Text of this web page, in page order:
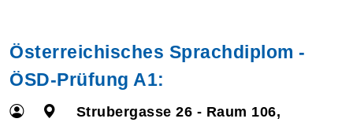
Österreichisches Sprachdiplom -
ÖSD-Prüfung A1:
Strubergasse 26 - Raum 106,